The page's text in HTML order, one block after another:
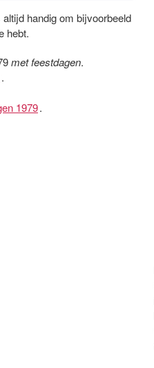
handig om bijvoorbeeld
hebt.
met feestdagen.
.
1979.